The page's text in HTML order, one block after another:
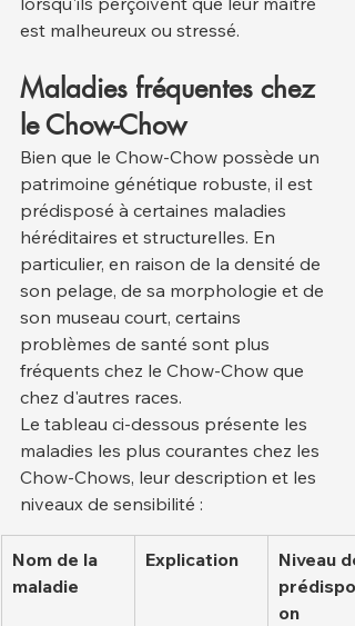
est malheureux ou stressé.
Maladies fréquentes chez
le Chow-Chow
Bien que le Chow-Chow possède un
patrimoine génétique robuste, il est
prédisposé à certaines maladies
héréditaires et structurelles. En
particulier, en raison de la densité de
son pelage, de sa morphologie et de
son museau court, certains
problèmes de santé sont plus
fréquents chez le Chow-Chow que
chez d'autres races.
Le tableau ci-dessous présente les
maladies les plus courantes chez les
Chow-Chows, leur description et les
niveaux de sensibilité :
Nom de la
maladie
Explication
Niveau de
on